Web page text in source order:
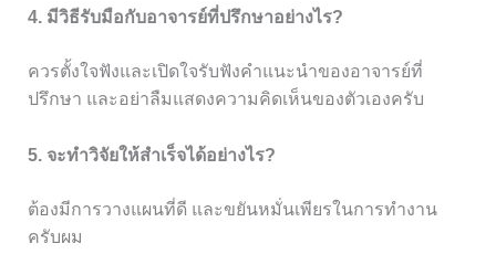
4. มีวิธีรับมือกับอาจารย์ที่ปรึกษาอย่างไร?
ควรตั้งใจฟังและเปิดใจรับฟังคำแนะนำของอาจารย์ที่
ปรึกษา และอย่าลืมแสดงความคิดเห็นของตัวเองครับ
5. จะทำวิจัยให้สำเร็จได้อย่างไร?
ต้องมีการวางแผนที่ดี และขยันหมั่นเพียรในการทำงาน
ครับผม